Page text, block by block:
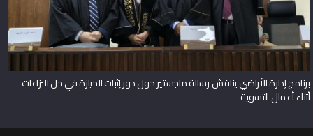
برنامج إدارة الأراضي يناقش رسالة ماجستير حول دور إثبات الحيازة في حل النزاعات
أثناء أعمال التسوية